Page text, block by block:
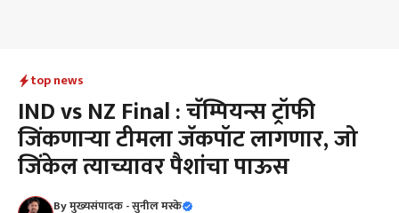
top news
IND vs NZ Final : चॅम्पियन्स ट्रॉफी
जिंकणाऱ्या टीमला जॅकपॉट लागणार, जो
जिंकेल त्याच्यावर पैशांचा पाऊस
Byमुख्यसंपादक - सुनील मस्के